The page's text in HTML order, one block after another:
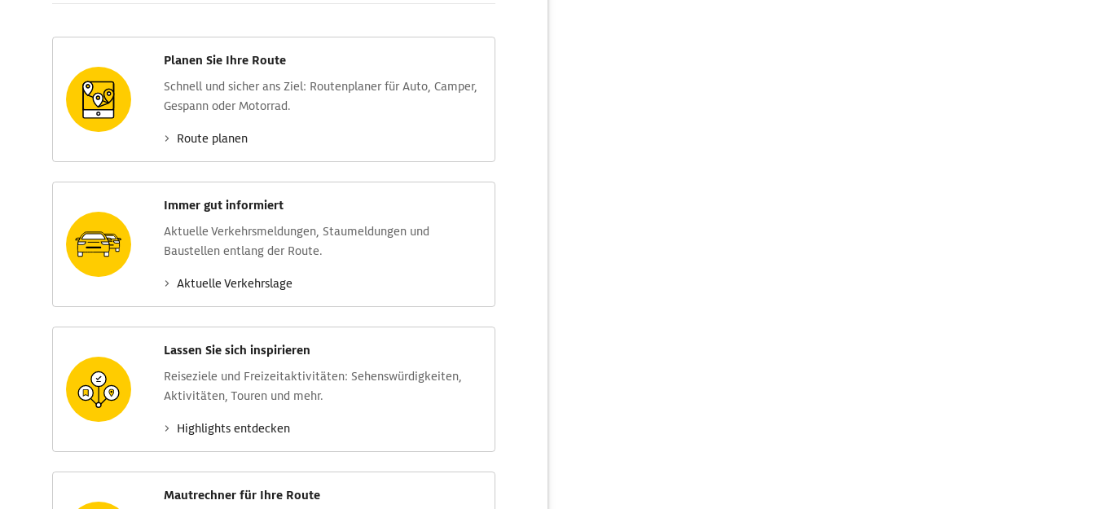
Planen Sie Ihre Route
Schnell und sicher ans Ziel: Routen­planer für Auto, Camper,
Gespann oder Motorrad.
Route planen
Immer gut informiert
Aktuelle Verkehrs­meldungen, Stau­meldungen und
Baustellen entlang der Route.
Aktuelle Verkehrs­lage
Lassen Sie sich inspirieren
Reise­ziele und Freizeit­aktivitäten: Sehens­würdig­keiten,
Aktivitäten, Touren und mehr.
Highlights entdecken
Mautrechner für Ihre Route